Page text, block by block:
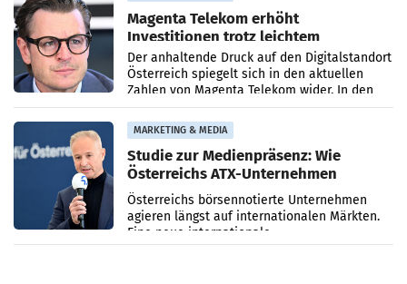
Magenta Telekom erhöht
Investitionen trotz leichtem
Umsatzrückgang
Der anhaltende Druck auf den Digitalstandort
Österreich spiegelt sich in den aktuellen
Zahlen von Magenta Telekom wider. In den
ersten sechs Monaten des laufenden Jahres
verzeichnete
MARKETING & MEDIA
Studie zur Medienpräsenz: Wie
Österreichs ATX-Unternehmen
international wahrgenommen
werden
Österreichs börsennotierte Unternehmen
agieren längst auf internationalen Märkten.
Eine neue internationale
Medienresonanzanalyse untersucht die